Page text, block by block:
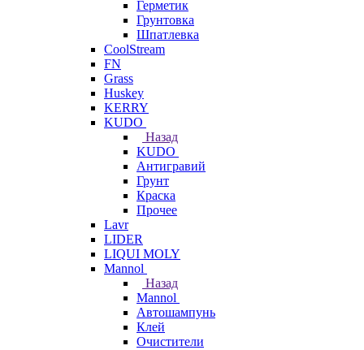
Герметик
Грунтовка
Шпатлевка
CoolStream
FN
Grass
Huskey
KERRY
KUDO
Назад
KUDO
Антигравий
Грунт
Краска
Прочее
Lavr
LIDER
LIQUI MOLY
Mannol
Назад
Mannol
Автошампунь
Клей
Очистители